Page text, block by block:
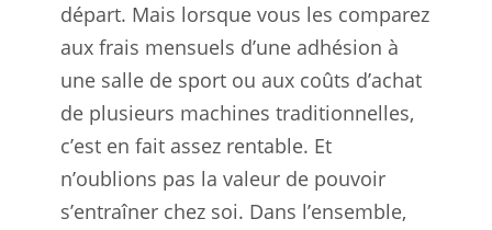
départ. Mais lorsque vous les comparez
aux frais mensuels d’une adhésion à
une salle de sport ou aux coûts d’achat
de plusieurs machines traditionnelles,
c’est en fait assez rentable. Et
n’oublions pas la valeur de pouvoir
s’entraîner chez soi. Dans l’ensemble,